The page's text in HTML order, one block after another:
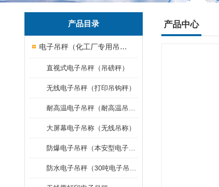
产品目录
电子吊秤（化工厂专用吊秤）
直视式电子吊秤（吊磅秤）
无线电子吊秤（打印吊钩秤）
大屏幕电子吊称（无线吊称）
产品中心